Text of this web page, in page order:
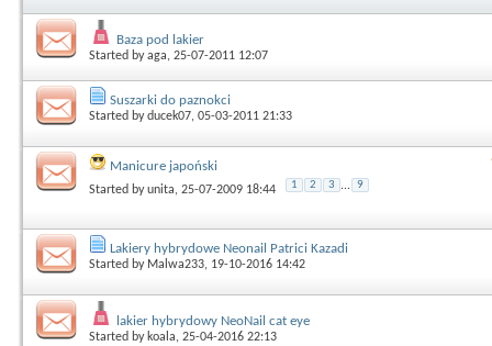
Baza pod lakier
Started byaga, 25-07-2011 12:07
Suszarki do paznokci
Started byducek07, 05-03-2011 21:33
Manicure japoński
Started byunita, 25-07-2009 18:44 1 2 3 ... 9
Lakiery hybrydowe Neonail Patrici Kazadi
Started by Malwa233, 19-10-2016 14:42
lakier hybrydowy NeoNail cat eye
Started by koala, 25-04-2016 22:13